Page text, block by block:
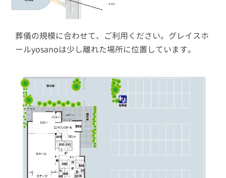
葬儀の規模に合わせて、ご利用ください。グレイスホ
ールyosanoは少し離れた場所に位置しています。